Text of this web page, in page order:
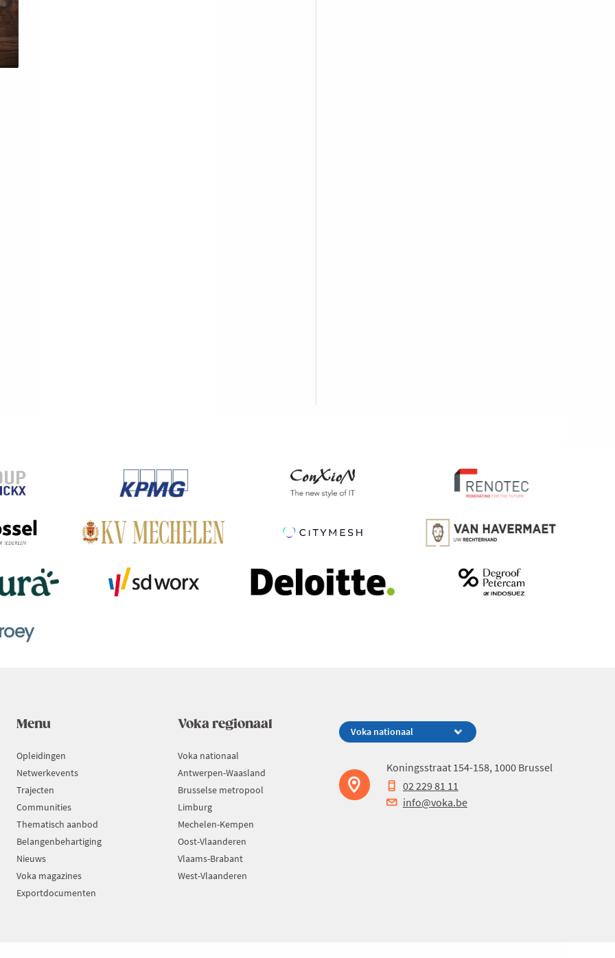
Menu
Opleidingen
Netwerkevents
Trajecten
Communities
Thematisch aanbod
Belangenbehartiging
Nieuws
Voka magazines
Exportdocumenten
Voka regionaal
Voka nationaal
Antwerpen-Waasland
Brusselse metropool
Limburg
Mechelen-Kempen
Oost-Vlaanderen
Vlaams-Brabant
West-Vlaanderen
Koningsstraat 154-158, 1000 Brussel
02 229 81 11
info@voka.be